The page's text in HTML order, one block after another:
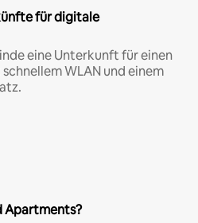
für digitale
eine Unterkunft für einen
WLAN und einem
Apartments?